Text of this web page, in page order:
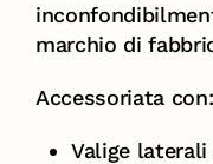
marchio di
Accessoriata con:
Valige